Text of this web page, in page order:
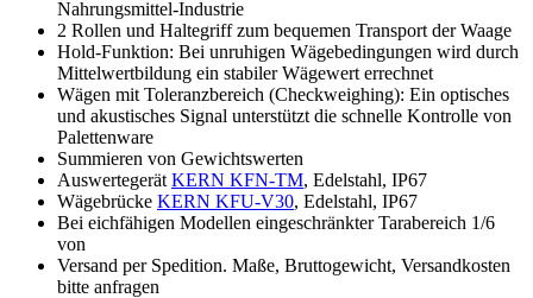
Nahrungsmittel-Industrie
2 Rollen und Haltegriff zum bequemen Transport der Waage
Hold-Funktion: Bei unruhigen Wägebedingungen wird durch
Mittelwertbildung ein stabiler Wägewert errechnet
Wägen mit Toleranzbereich (Checkweighing): Ein optisches
und akustisches Signal unterstützt die schnelle Kontrolle von
Palettenware
Summieren von Gewichtswerten
Auswertegerät KERN KFN-TM, Edelstahl, IP67
Wägebrücke KERN KFU-V30, Edelstahl, IP67
Bei eichfähigen Modellen eingeschränkter Tarabereich 1/6
von
Versand per Spedition. Maße, Bruttogewicht, Versandkosten
bitte anfragen